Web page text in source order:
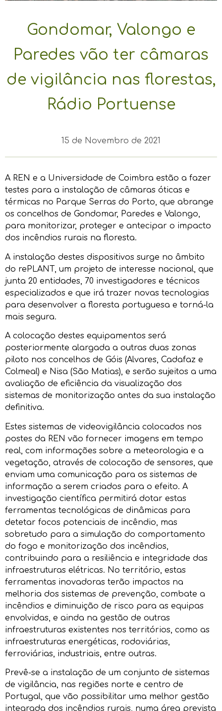
Gondomar, Valongo e
Paredes vão ter câmaras
de vigilância nas florestas,
Rádio Portuense
15 de Novembro de 2021
A REN e a Universidade de Coimbra estão a fazer
testes para a instalação de câmaras óticas e
térmicas no Parque Serras do Porto, que abrange
os concelhos de Gondomar, Paredes e Valongo,
para monitorizar, proteger e antecipar o impacto
dos incêndios rurais na floresta.
A instalação destes dispositivos surge no âmbito
do rePLANT, um projeto de interesse nacional, que
junta 20 entidades, 70 investigadores e técnicos
especializados e que irá trazer novas tecnologias
para desenvolver a floresta portuguesa e torná-la
mais segura.
A colocação destes equipamentos será
posteriormente alargada a outras duas zonas
piloto nos concelhos de Góis (Alvares, Cadafaz e
Colmeal) e Nisa (São Matias), e serão sujeitos a uma
avaliação de eficiência da visualização dos
sistemas de monitorização antes da sua instalação
definitiva.
Estes sistemas de videovigilância colocados nos
postes da REN vão fornecer imagens em tempo
real, com informações sobre a meteorologia e a
vegetação, através de colocação de sensores, que
enviam uma comunicação para os sistemas de
informação a serem criados para o efeito. A
investigação científica permitirá dotar estas
ferramentas tecnológicas de dinâmicas para
detetar focos potenciais de incêndio, mas
sobretudo para a simulação do comportamento
do fogo e monitorização dos incêndios,
contribuindo para a resiliência e integridade das
infraestruturas elétricas. No território, estas
ferramentas inovadoras terão impactos na
melhoria dos sistemas de prevenção, combate a
incêndios e diminuição de risco para as equipas
envolvidas, e ainda na gestão de outras
infraestruturas existentes nos territórios, como as
infraestruturas energéticas, rodoviárias,
ferroviárias, industriais, entre outras.
Prevê-se a instalação de um conjunto de sistemas
de vigilância, nas regiões norte e centro de
Portugal, que vão possibilitar uma melhor gestão
integrada dos incêndios rurais, numa área prevista